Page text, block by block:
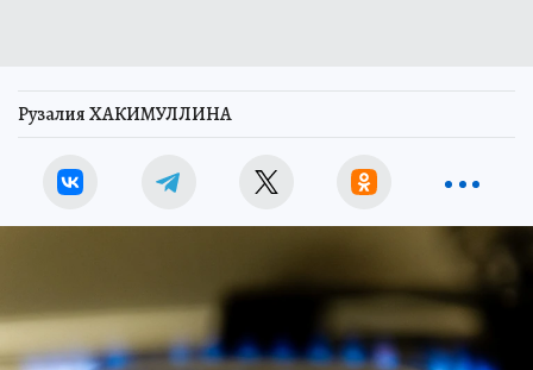
Рузалия ХАКИМУЛЛИНА